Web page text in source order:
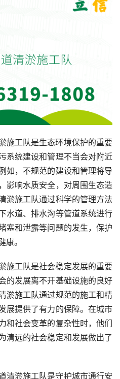
施工队是生态环境保护的重要
系统建设和管理不当会对附近
如，不规范的建设和管理将导
影响水质安全，对周围生态造
淤施工队通过科学的管理方法
水道、排水沟等管道系统进行
塞和泄露等问题的发生，保护
。
施工队是社会稳定发展的重要
的发展离不开基础设施的良好
淤施工队通过规范的施工和精
展提供了有力的保障。在城市
和社会变革的复杂性时，他们
清远的社会稳定和发展做出了
清淤施工队是守护城市通行安